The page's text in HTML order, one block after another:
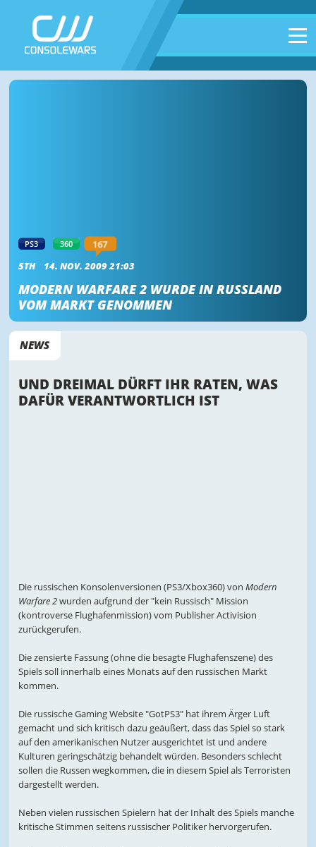
PS3 360 167
5TH 14. NOV. 2009 21:03
MODERN WARFARE 2 WURDE IN RUSSLAND
VOM MARKT GENOMMEN
NEWS
UND DREIMAL DÜRFT IHR RATEN, WAS
DAFÜR VERANTWORTLICH IST
Die russischen Konsolenversionen (PS3/Xbox360) von Modern
Warfare 2wurden aufgrund der "kein Russisch" Mission
(kontroverse Flughafenmission) vom Publisher Activision
zurückgerufen.
Die zensierte Fassung (ohne die besagte Flughafenszene) des
Spiels soll innerhalb eines Monats auf den russischen Markt
kommen.
Die russische Gaming Website "GotPS3" hat ihrem Ärger Luft
gemacht und sich kritisch dazu geäußert, dass das Spiel so stark
auf den amerikanischen Nutzer ausgerichtet ist und andere
Kulturen geringschätzig behandelt würden. Besonders schlecht
sollen die Russen wegkommen, die in diesem Spiel als Terroristen
dargestellt werden.
Neben vielen russischen Spielern hat der Inhalt des Spiels manche
kritische Stimmen seitens russischer Politiker hervorgerufen.